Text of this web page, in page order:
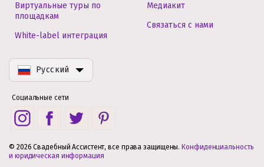
Виртуальные туры по
площадкам
White-label интеграция
Медиакит
Связаться с нами
Русский
Социальные сети
© 2026 Свадебный Ассистент, все права защищены. Конфиденциальность
и юридическая информация